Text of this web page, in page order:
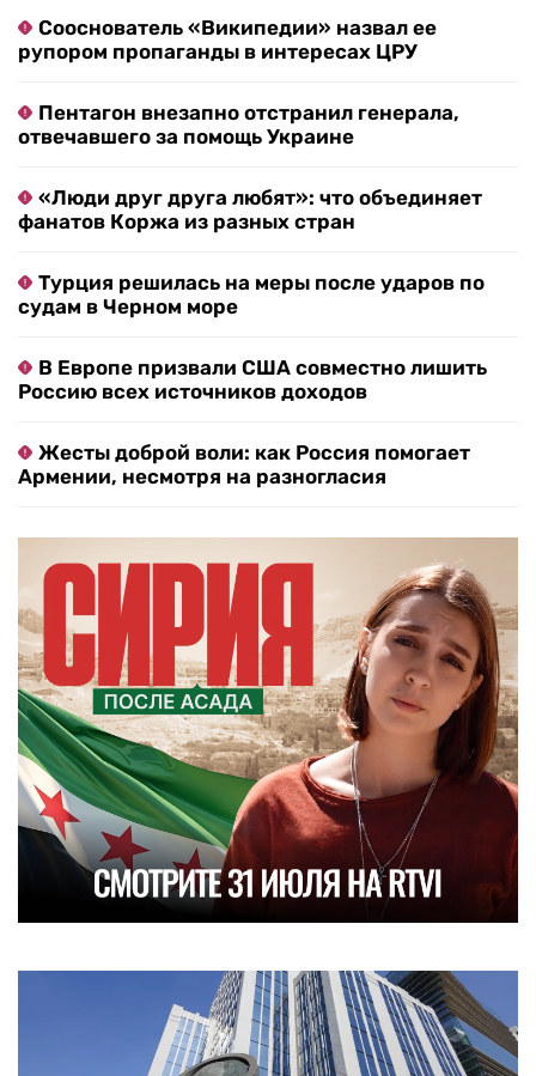
Сооснователь «Википедии» назвал ее
рупором пропаганды в интересах ЦРУ
Пентагон внезапно отстранил генерала,
отвечавшего за помощь Украине
«Люди друг друга любят»: что объединяет
фанатов Коржа из разных стран
Турция решилась на меры после ударов по
судам в Черном море
В Европе призвали США совместно лишить
Россию всех источников доходов
Жесты доброй воли: как Россия помогает
Армении, несмотря на разногласия